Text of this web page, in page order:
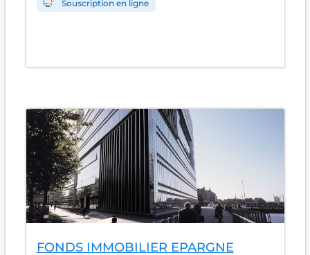
Souscription en ligne
FONDS IMMOBILIER EPARGNE